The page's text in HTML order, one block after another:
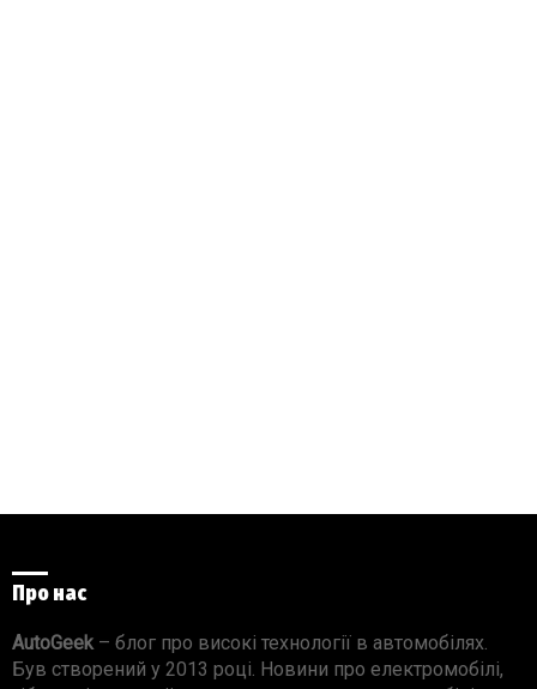
Про нас
AutoGeek – блог про високі технології в автомобілях.
Був створений у 2013 році. Новини про електромобілі,